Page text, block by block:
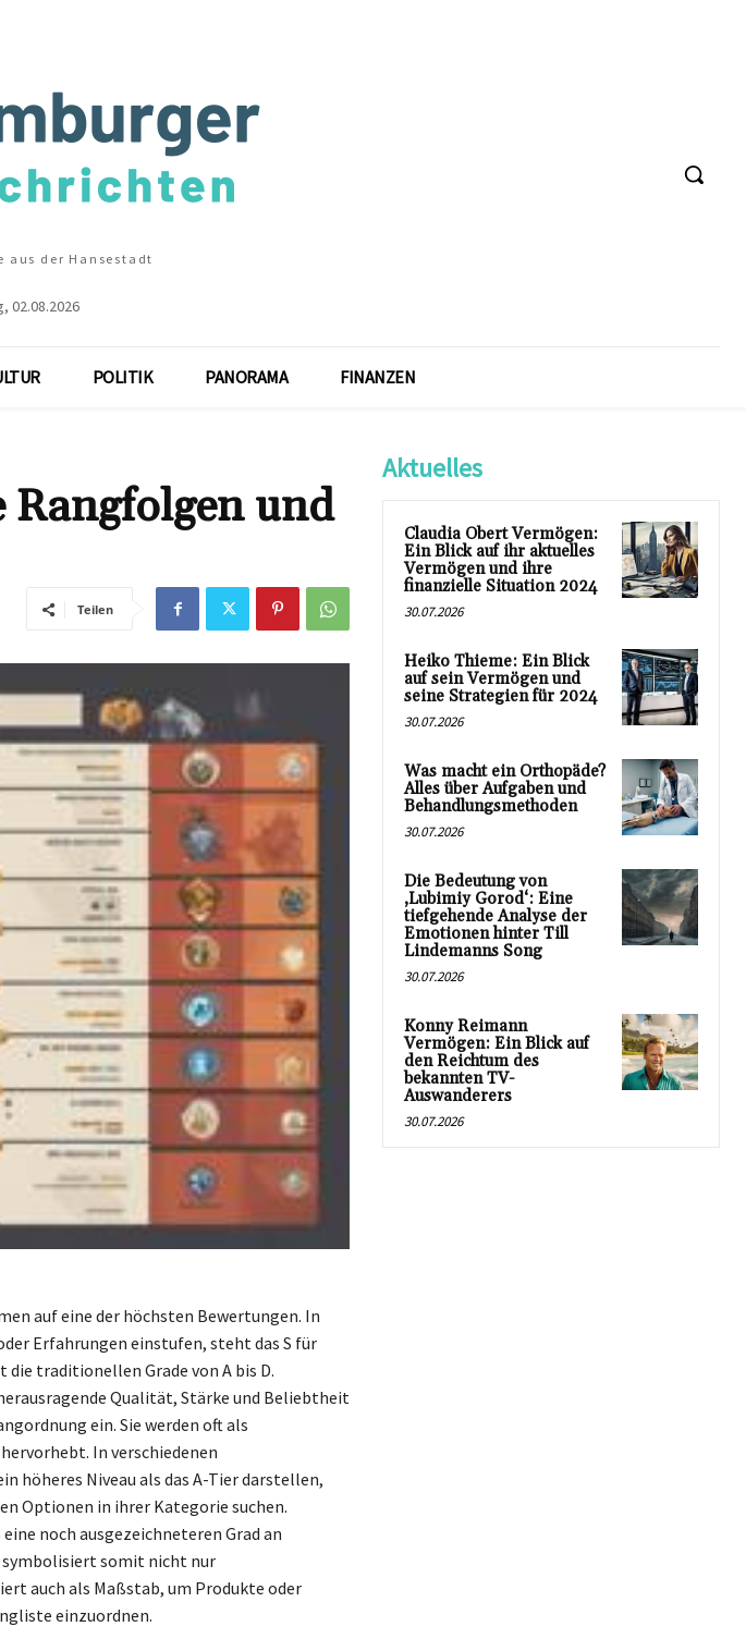
aus der Hansestadt
02.08.2026
POLITIK PANORAMA FINANZEN
und
Teilen
auf eine der höchsten Bewertungen. In
Erfahrungen einstufen, steht das S für
die traditionellen Grade von A bis D.
Qualität, Stärke und Beliebtheit
ein. Sie werden oft als
In verschiedenen
höheres Niveau als das A-Tier darstellen,
Optionen in ihrer Kategorie suchen.
noch ausgezeichneteren Grad an
somit nicht nur
auch als Maßstab, um Produkte oder
einzuordnen.
Aktuelles
Claudia Obert Vermögen:
Ein Blick auf ihr aktuelles
Vermögen und ihre
finanzielle Situation 2024
30.07.2026
Heiko Thieme: Ein Blick
auf sein Vermögen und
seine Strategien für 2024
30.07.2026
Was macht ein Orthopäde?
Alles über Aufgaben und
Behandlungsmethoden
30.07.2026
Die Bedeutung von
‚Lubimiy Gorod‘: Eine
tiefgehende Analyse der
Emotionen hinter Till
Lindemanns Song
30.07.2026
Konny Reimann
Vermögen: Ein Blick auf
den Reichtum des
bekannten TV-
Auswanderers
30.07.2026